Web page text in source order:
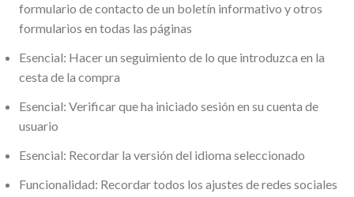
formulario de contacto de un boletín informativo y otros
formularios en todas las páginas
Esencial: Hacer un seguimiento de lo que introduzca en la
cesta de la compra
Esencial: Verificar que ha iniciado sesión en su cuenta de
usuario
Esencial: Recordar la versión del idioma seleccionado
Funcionalidad: Recordar todos los ajustes de redes sociales